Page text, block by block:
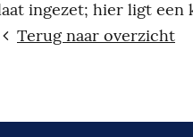
ingezet; hier ligt een
Terug naar overzicht